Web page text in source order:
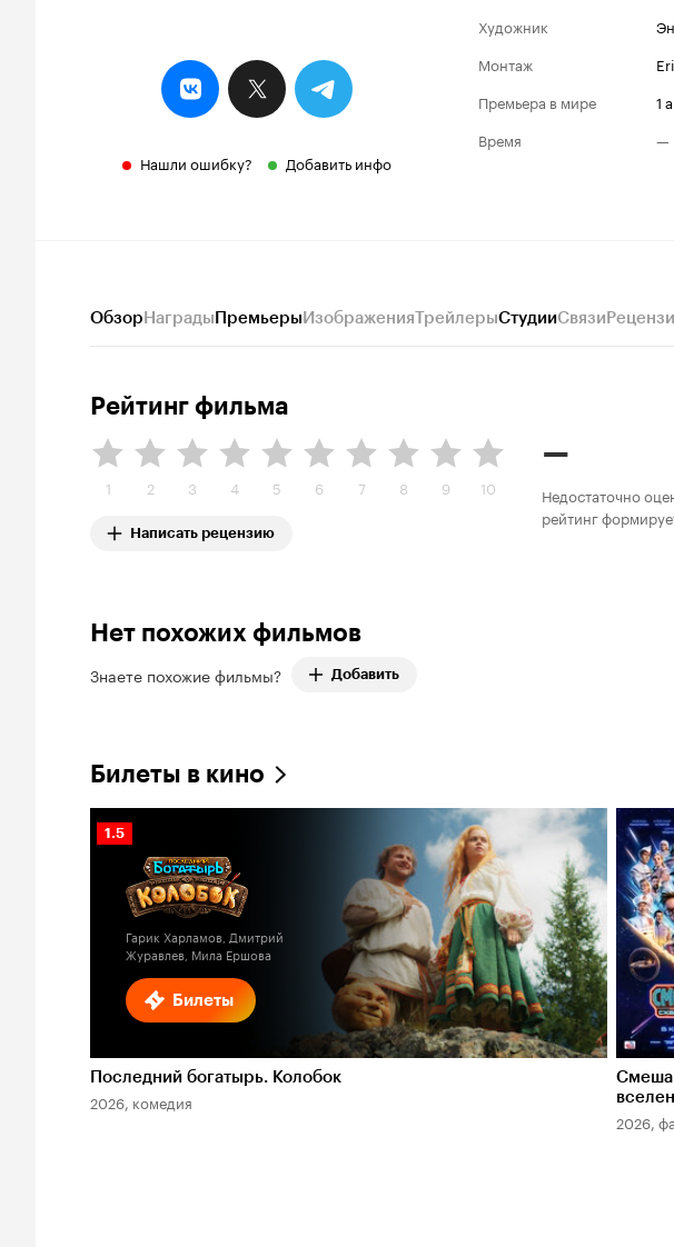
Нашли ошибку? Добавить инфо
Художник
Монтаж
Премьера в мире
1
Время
—
ОбзорНаградыПремьерыИзображенияТрейлерыСтудииСвязи
Рейтинг фильма
1 2 3 4 5 6 7 8 9 10
Написать рецензию
–
Недостаточно
рейтинг
Нет похожих фильмов
Знаете похожие фильмы? Добавить
Билеты в кино
Билеты
Рейтинг
Кинопоиска
1.5
Гарик Харламов, Дмитрий
Журавлев, Мила Ершова
Последний богатырь. Колобок
2026, комедия
2026,